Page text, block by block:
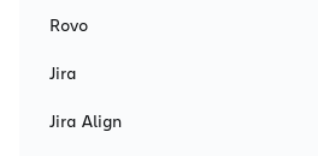
Rovo
Jira
Jira Align